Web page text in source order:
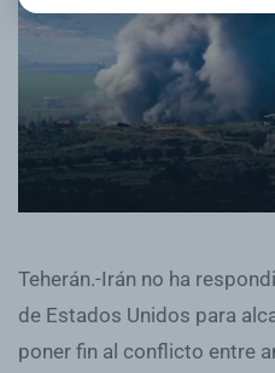
Teherán.-Irán no ha
de Estados Unidos para
poner fin al conflicto entre